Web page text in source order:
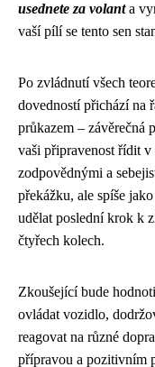
usednete za volanta
vaší pílí se tento sen
Po zvládnutí všech
dovedností přichází na
průkazem – závěrečná
vaši připravenost řídit v
zodpovědnými a
překážku, ale spíše
udělat poslední krok k
čtyřech kolech.
Zkoušející bude
ovládat vozidlo,
reagovat na různé
přípravou a pozitivním